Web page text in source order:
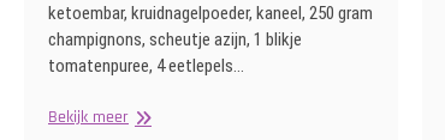
ketoembar, kruidnagelpoeder, kaneel, 250 gram
champignons, scheutje azijn, 1 blikje
tomatenpuree, 4 eetlepels…
Bekijk meerIndisch